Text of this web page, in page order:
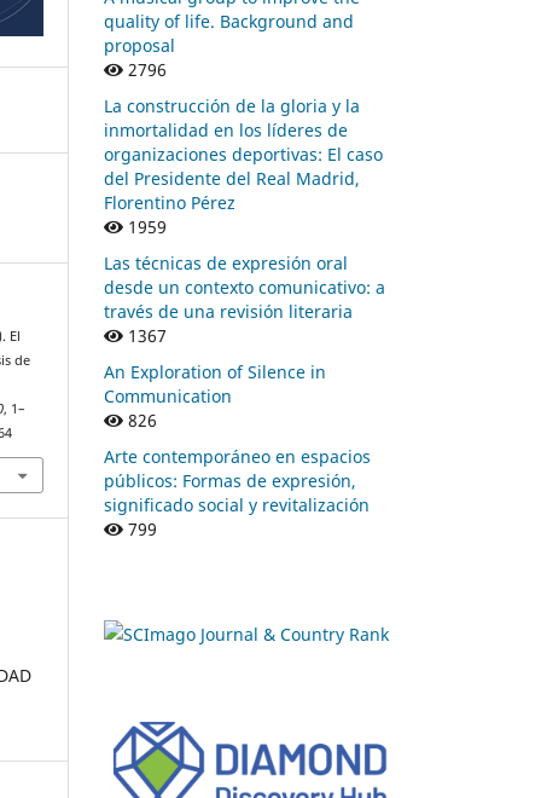
El
de
, 1–
quality of life. Background and
proposal
2796
La construcción de la gloria y la
inmortalidad en los líderes de
organizaciones deportivas: El caso
del Presidente del Real Madrid,
Florentino Pérez
1959
Las técnicas de expresión oral
desde un contexto comunicativo: a
través de una revisión literaria
1367
An Exploration of Silence in
Communication
826
Arte contemporáneo en espacios
públicos: Formas de expresión,
significado social y revitalización
799